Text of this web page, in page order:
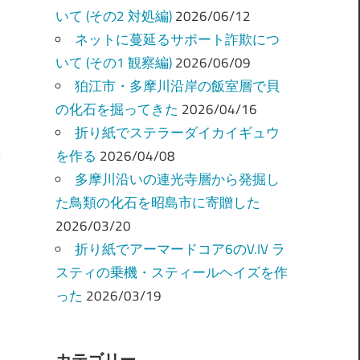
いて (その2 対処編) 2026/06/12
ネットに蔓延るサポート詐欺につ
いて (その1 観察編) 2026/06/09
狛江市・多摩川沿岸の飯室層で貝
の化石を掘ってきた 2026/04/16
折り紙でステラーダイカイギュウ
を作る 2026/04/08
多摩川沿いの連光寺層から発掘し
た鳥類の化石を昭島市に寄贈した
2026/03/20
折り紙でアーマードコア6のV.IV ラ
スティの乗機・スティールヘイズを作
った 2026/03/19